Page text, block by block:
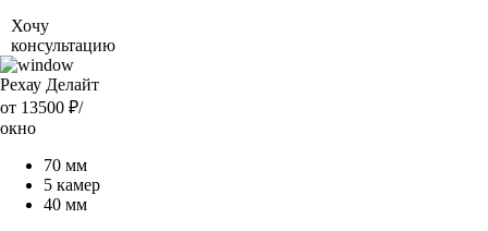
Хочу
консультацию
Рехау Делайт
от 13500 ₽/
окно
70 мм
5 камер
40 мм